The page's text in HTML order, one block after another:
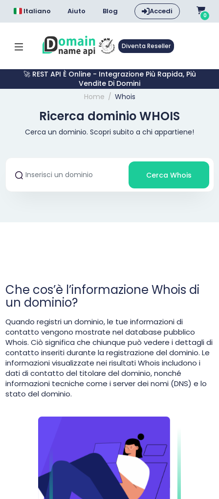
Italiano Aiuto Blog Accedi 0
Diventa Reseller
🚀 REST API È Online - Integrazione Più Rapida, Più
Vendite Di Domini
Home
Whois
Ricerca dominio WHOIS
Cerca un dominio. Scopri subito a chi appartiene!
Cerca Whois
Che cos’è l’informazione Whois di
un dominio?
Quando registri un dominio, le tue informazioni di
contatto vengono mostrate nel database pubblico
Whois. Ciò significa che chiunque può vedere i dettagli di
contatto inseriti durante la registrazione del dominio. Le
informazioni visualizzate nei risultati Whois includono i
dati di contatto del titolare del dominio, nonché
informazioni tecniche come i server dei nomi (DNS) e lo
stato del dominio.